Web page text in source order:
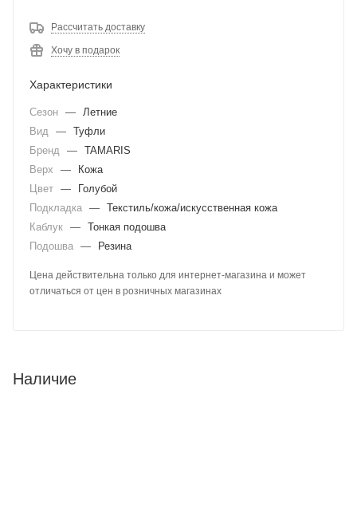
Рассчитать доставку
Хочу в подарок
Характеристики
Сезон —
Летние
Вид
— Туфли
Бренд
— TAMARIS
Верх
—
Кожа
Цвет —
Голубой
Подкладка — Текстиль/кожа/искусственная кожа
Каблук — Тонкая подошва
Подошва — Резина
Цена действительна только для интернет-магазина и может
отличаться от цен в розничных магазинах
Наличие